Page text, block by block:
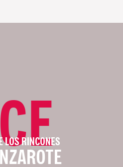
LOS RINCONES